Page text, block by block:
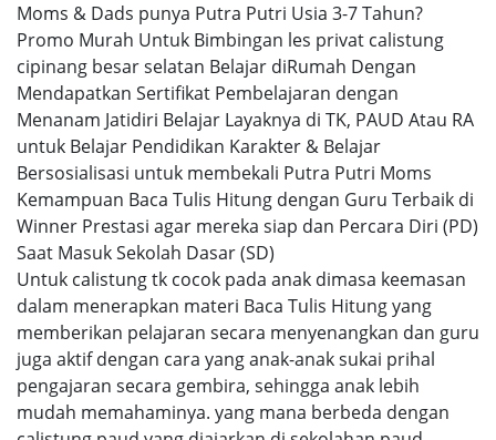
Moms & Dads punya Putra Putri Usia 3-7 Tahun?
Promo Murah Untuk Bimbingan les privat calistung
cipinang besar selatan Belajar diRumah Dengan
Mendapatkan Sertifikat Pembelajaran dengan
Menanam Jatidiri Belajar Layaknya di TK, PAUD Atau RA
untuk Belajar Pendidikan Karakter & Belajar
Bersosialisasi untuk membekali Putra Putri Moms
Kemampuan Baca Tulis Hitung dengan Guru Terbaik di
Winner Prestasi agar mereka siap dan Percara Diri (PD)
Saat Masuk Sekolah Dasar (SD)
Untuk calistung tk cocok pada anak dimasa keemasan
dalam menerapkan materi Baca Tulis Hitung yang
memberikan pelajaran secara menyenangkan dan guru
juga aktif dengan cara yang anak-anak sukai prihal
pengajaran secara gembira, sehingga anak lebih
mudah memahaminya. yang mana berbeda dengan